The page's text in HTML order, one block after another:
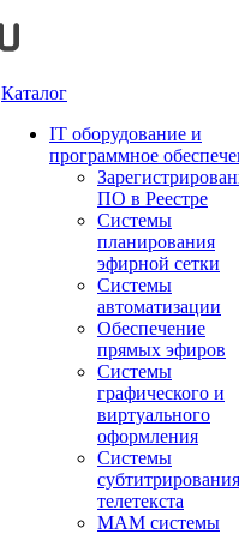
Каталог
IT оборудование и
программное
ПО в Реестре
Системы
планирования
эфирной сетки
Системы
автоматизации
Обеспечение
прямых эфиров
Системы
графического и
виртуального
оформления
Системы
телетекста
MAM системы